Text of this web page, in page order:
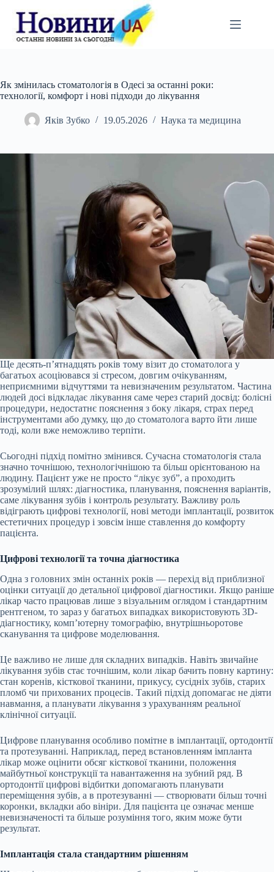
вмісту
Як змінилась стоматологія в Одесі за останні роки:
технології, комфорт і нові підходи до лікування
Яків Зубко 19.05.2026 Наука та медицина
Ще десять-п’ятнадцять років тому візит до стоматолога у
багатьох асоціювався зі стресом, довгим очікуванням,
неприємними відчуттями та невизначеним результатом. Частина
людей досі відкладає лікування саме через старий досвід: болісні
процедури, недостатнє пояснення з боку лікаря, страх перед
інструментами або думку, що до стоматолога варто йти лише
тоді, коли вже неможливо терпіти.
Сьогодні підхід помітно змінився. Сучасна стоматологія стала
значно точнішою, технологічнішою та більш орієнтованою на
людину. Пацієнт уже не просто “лікує зуб”, а проходить
зрозумілий шлях: діагностика, планування, пояснення варіантів,
саме лікування зубів і контроль результату. Важливу роль
відіграють цифрові технології, нові методи імплантації, розвиток
естетичних процедур і зовсім інше ставлення до комфорту
пацієнта.
Цифрові технології та точна діагностика
Одна з головних змін останніх років — перехід від приблизної
оцінки ситуації до детальної цифрової діагностики. Якщо раніше
лікар часто працював лише з візуальним оглядом і стандартним
рентгеном, то зараз у багатьох випадках використовують 3D-
діагностику, комп’ютерну томографію, внутрішньоротове
сканування та цифрове моделювання.
Це важливо не лише для складних випадків. Навіть звичайне
лікування зубів стає точнішим, коли лікар бачить повну картину:
стан коренів, кісткової тканини, прикусу, сусідніх зубів, старих
пломб чи прихованих процесів. Такий підхід допомагає не діяти
навмання, а планувати лікування з урахуванням реальної
клінічної ситуації.
Цифрове планування особливо помітне в імплантації, ортодонтії
та протезуванні. Наприклад, перед встановленням імпланта
лікар може оцінити обсяг кісткової тканини, положення
майбутньої конструкції та навантаження на зубний ряд. В
ортодонтії цифрові відбитки допомагають планувати
переміщення зубів, а в протезуванні — створювати більш точні
коронки, вкладки або вініри. Для пацієнта це означає менше
невизначеності та більше розуміння того, яким може бути
результат.
Імплантація стала стандартним рішенням